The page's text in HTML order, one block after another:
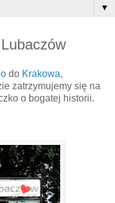
▼
do Krakowa,
zatrzymujemy się na
o bogatej historii.